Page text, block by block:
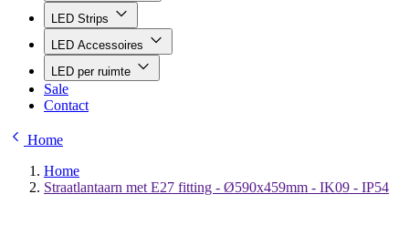
LED Strips
LED Accessoires
LED per ruimte
Sale
Contact
Home
Home
Straatlantaarn met E27 fitting - Ø590x459mm - IK09 - IP54